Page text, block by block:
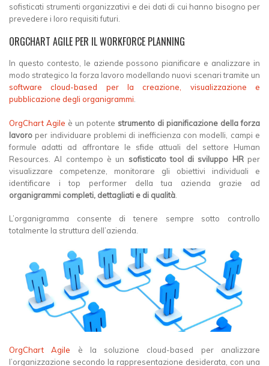
sofisticati strumenti organizzativi e dei dati di cui hanno bisogno per
prevedere i loro requisiti futuri.
ORGCHART AGILE PER IL WORKFORCE PLANNING
In questo contesto, le aziende possono pianificare e analizzare in
modo strategico la forza lavoro modellando nuovi scenari tramite un
software cloud-based per la creazione, visualizzazione e
pubblicazione degli organigrammi
OrgChart Agile è un potente strumento di pianificazione della forza
lavoro per individuare problemi di inefficienza con modelli, campi e
formule adatti ad affrontare le sfide attuali del settore Human
Resources. Al contempo è un sofisticato tool di sviluppo HRper
visualizzare competenze, monitorare gli obiettivi individuali e
identificare i top performer della tua azienda grazie ad
organigrammi completi, dettagliati e di qualità
L’organigramma consente di tenere sempre sotto controllo
totalmente la struttura dell’azienda.
OrgChart Agile è la soluzione cloud-based per analizzare
l’organizzazione secondo la rappresentazione desiderata, con una